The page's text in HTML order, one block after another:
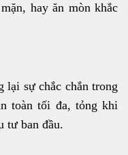
hay ăn mòn khắc
lại sự chắc chắn trong
toàn tối đa, tỏng khi
tư ban đầu.